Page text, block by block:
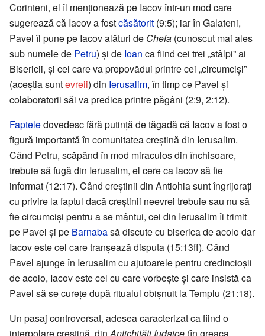
Corinteni, el îl menționează pe Iacov într-un mod care
sugerează că Iacov a fostcăsătorit (9:5); iar în Galateni,
Pavel îl pune pe Iacov alături de Chefa (cunoscut mai ales
sub numele de Petru) și de Ioan ca fiind cei trei „stâlpi” ai
Bisericii, și cel care va propovădui printre cei „circumciși”
(aceștia suntevreii) din Ierusalim, în timp ce Pavel și
colaboratorii săi va predica printre păgâni (2:9, 2:12).
Fapteledovedesc fără putință de tăgadă că Iacov a fost o
figură importantă în comunitatea creștină din Ierusalim.
Când Petru, scăpând în mod miraculos din închisoare,
trebuie să fugă din Ierusalim, el cere ca Iacov să fie
informat (12:17). Când creștinii din Antiohia sunt îngrijorați
cu privire la faptul dacă creștinii neevrei trebuie sau nu să
fie circumciși pentru a se mântui, cei din Ierusalim îi trimit
pe Pavel și pe Barnabasă discute cu biserica de acolo dar
Iacov este cel care tranșează disputa (15:13ff). Când
Pavel ajunge în Ierusalim cu ajutoarele pentru credincioșii
de acolo, Iacov este cel cu care vorbește și care insistă ca
Pavel să se curețe după ritualul obișnuit la Templu (21:18).
Un pasaj controversat, adesea caracterizat ca fiind o